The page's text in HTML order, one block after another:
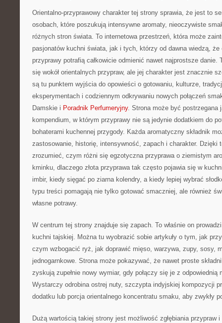
Orientalno-przyprawowy charakter tej strony sprawia, że jest to
osobach, które poszukują intensywne aromaty, nieoczywiste
różnych stron świata. To internetowa przestrzeń, która może
pasjonatów kuchni świata, jak i tych, którzy od dawna wiedzą, że
przyprawy potrafią całkowicie odmienić nawet najprostsze danie.
się wokół orientalnych przypraw, ale jej charakter jest znacznie
są tu punktem wyjścia do opowieści o gotowaniu, kulturze,
eksperymentach i codziennym odkrywaniu nowych połączeń
Damskie i Poradnik Perfumeryjny. Strona może być postrzegana
kompendium, w którym przyprawy nie są jedynie dodatkiem do
bohaterami kuchennej przygody. Każda aromatyczny składnik
zastosowanie, historię, intensywność, zapach i charakter. Dzięki
zrozumieć, czym różni się egzotyczna przyprawa o ziemistym
kminku, dlaczego złota przyprawa tak często pojawia się w
imbir, kiedy sięgać po ziarna kolendry, a kiedy lepiej wybrać
typu treści pomagają nie tylko gotować smaczniej, ale również
własne potrawy.
W centrum tej strony znajduje się zapach. To właśnie on
kuchni tajskiej. Można tu wyobrazić sobie artykuły o tym, jak
czym wzbogacić ryż, jak doprawić mięso, warzywa, zupy, sosy,
jednogarnkowe. Strona może pokazywać, że nawet proste
zyskują zupełnie nowy wymiar, gdy połączy się je z odpowiednią
Wystarczy odrobina ostrej nuty, szczypta indyjskiej kompozycji
dodatku lub porcja orientalnego koncentratu smaku, aby zwykły
Dużą wartością takiej strony jest możliwość zgłębiania przypraw